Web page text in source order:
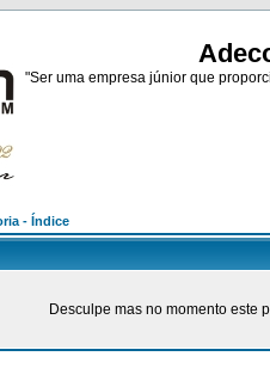
"Ser uma empresa júnior que
- Índice
Desculpe mas no momento este